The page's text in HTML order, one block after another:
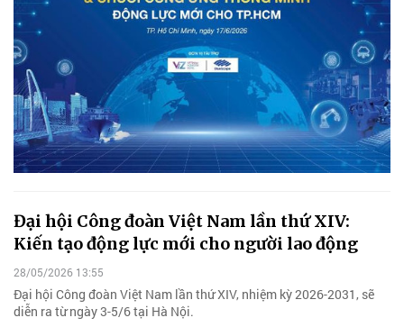
Đại hội Công đoàn Việt Nam lần thứ XIV:
Kiến tạo động lực mới cho người lao động
28/05/2026 13:55
Đại hội Công đoàn Việt Nam lần thứ XIV, nhiệm kỳ 2026-2031, sẽ
diễn ra từ ngày 3-5/6 tại Hà Nội.